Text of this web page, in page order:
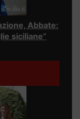
Abbate:
siciliane”